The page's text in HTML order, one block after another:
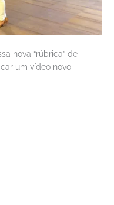
nova “rúbrica” de
um vídeo novo